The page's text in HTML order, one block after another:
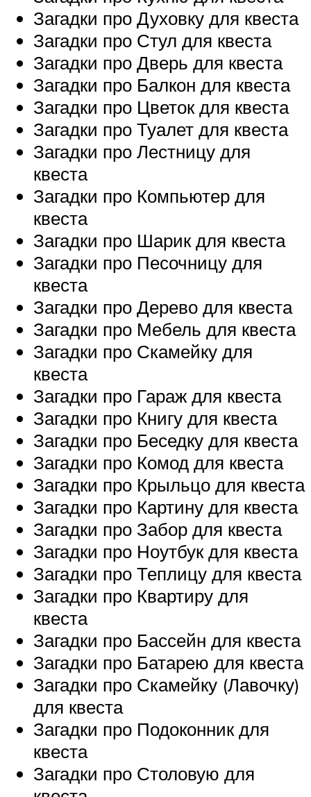
Загадки про Духовку для квеста
Загадки про Стул для квеста
Загадки про Дверь для квеста
Загадки про Балкон для квеста
Загадки про Цветок для квеста
Загадки про Туалет для квеста
Загадки про Лестницу для
квеста
Загадки про Компьютер для
квеста
Загадки про Шарик для квеста
Загадки про Песочницу для
квеста
Загадки про Дерево для квеста
Загадки про Мебель для квеста
Загадки про Скамейку для
квеста
Загадки про Гараж для квеста
Загадки про Книгу для квеста
Загадки про Беседку для квеста
Загадки про Комод для квеста
Загадки про Крыльцо для квеста
Загадки про Картину для квеста
Загадки про Забор для квеста
Загадки про Ноутбук для квеста
Загадки про Теплицу для квеста
Загадки про Квартиру для
квеста
Загадки про Бассейн для квеста
Загадки про Батарею для квеста
Загадки про Скамейку (Лавочку)
для квеста
Загадки про Подоконник для
квеста
Загадки про Столовую для